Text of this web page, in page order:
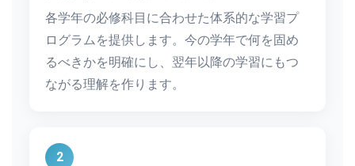
各学年の必修科目に合わせた体系的な学習プ
ログラムを提供します。今の学年で何を固め
るべきかを明確にし、翌年以降の学習にもつ
ながる理解を作ります。
2